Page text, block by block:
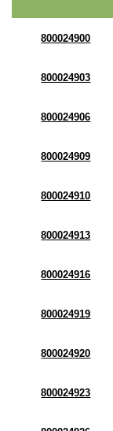
800024900
800024903
800024906
800024909
800024910
800024913
800024916
800024919
800024920
800024923